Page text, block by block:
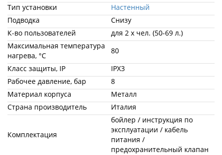
Тип установки
Настенный
Подводка
Снизу
К-во пользователей
для 2 х чел. (50-69 л.)
Максимальная температура
нагрева, °С
80
Класс защиты, IP
IPX3
Рабочее давление, бар
8
Материал корпуса
Металл
Страна производитель
Италия
Комплектация
бойлер / инструкция по
эксплуатации / кабель
питания /
предохранительный клапан